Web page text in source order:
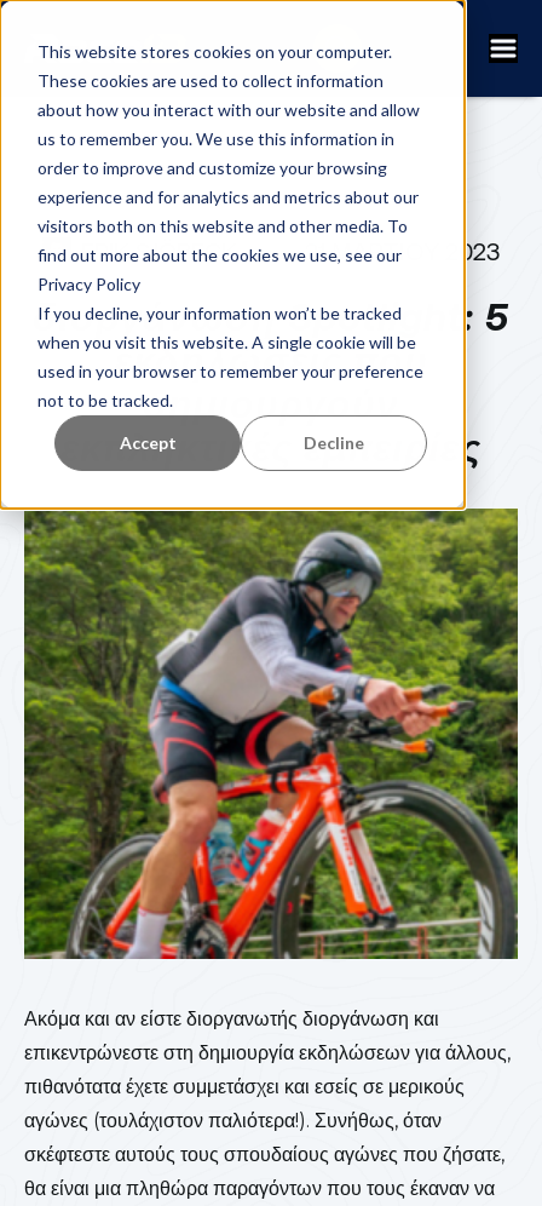
This website stores cookies on your computer.
These cookies are used to collect information
about how you interact with our website and allow
us to remember you. We use this information in
order to improve and customize your browsing
experience and for analytics and metrics about our
visitors both on this website and other media. To
find out more about the cookies we use, see our
Privacy Policy
If you decline, your information won’t be tracked
when you visit this website. A single cookie will be
used in your browser to remember your preference
not to be tracked.
Accept Decline
ERIK SJÖBECK 21 ΜΑΡΤΊΟΥ 2023
διοργάνωση Spotlight: 5
εκδηλώσεις που
δημιουργούν
εκπληκτικές εμπειρίες
Ακόμα και αν είστε διοργανωτής διοργάνωση και
επικεντρώνεστε στη δημιουργία εκδηλώσεων για άλλους,
πιθανότατα έχετε συμμετάσχει και εσείς σε μερικούς
αγώνες (τουλάχιστον παλιότερα!). Συνήθως, όταν
σκέφτεστε αυτούς τους σπουδαίους αγώνες που ζήσατε,
θα είναι μια πληθώρα παραγόντων που τους έκαναν να